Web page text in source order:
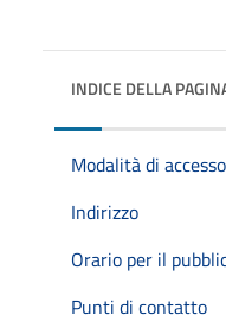
INDICE DELLA
Modalità di accesso
Indirizzo
Orario per il
Punti di contatto